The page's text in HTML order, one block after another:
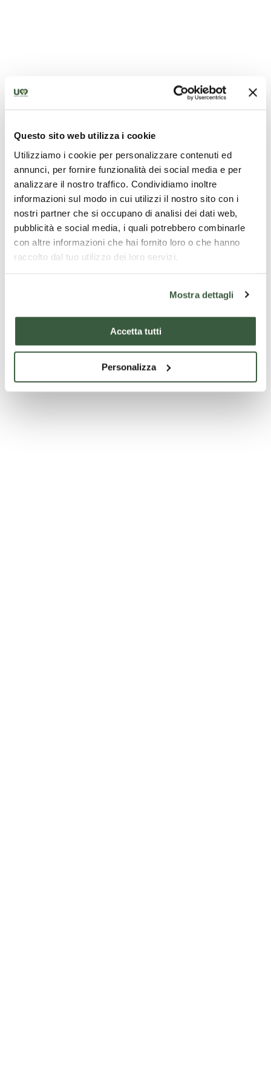
Questo sito web utilizza i cookie
Utilizziamo i cookie per personalizzare contenuti ed
annunci, per fornire funzionalità dei social media e per
analizzare il nostro traffico. Condividiamo inoltre
informazioni sul modo in cui utilizzi il nostro sito con i
nostri partner che si occupano di analisi dei dati web,
pubblicità e social media, i quali potrebbero combinarle
con altre informazioni che hai fornito loro o che hanno
raccolto dal tuo utilizzo dei loro servizi.
Mostra dettagli
Accetta tutti
Personalizza
Kirche San Pancrazio